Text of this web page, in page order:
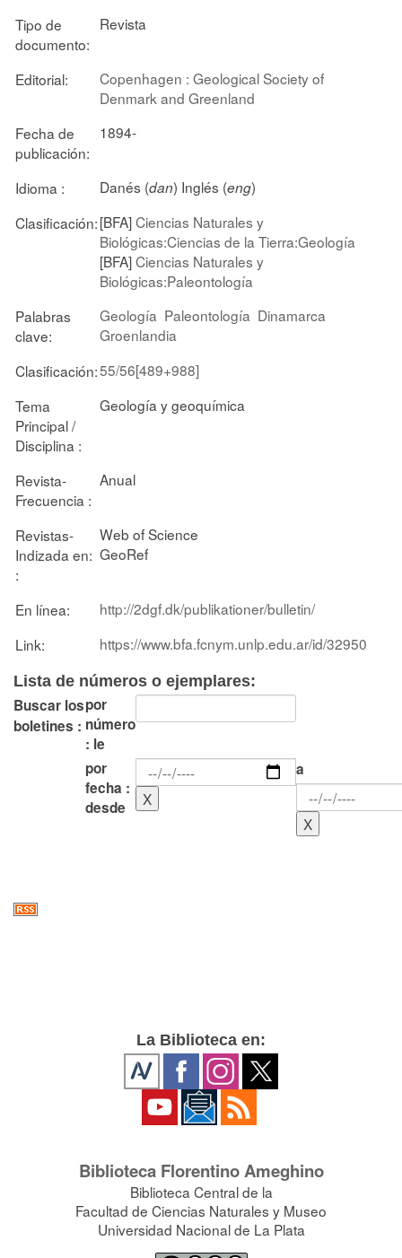
Tipo de
documento:
Revista
Editorial:
Copenhagen : Geological Society of
Denmark and Greenland
Fecha de
publicación:
1894-
Idioma : Danés (dan) Inglés (eng)
Clasificación:[BFA]Ciencias Naturales y
Biológicas:Ciencias de la Tierra:Geología
[BFA]Ciencias Naturales y
Biológicas:Paleontología
Palabras
clave:
Geología Paleontología Dinamarca
Groenlandia
Clasificación:55/56[489+988]
Tema
Principal /
Disciplina :
Geología y geoquímica
Revista-
Frecuencia :
Anual
Revistas-
Indizada en:
:
Web of Science
GeoRef
En línea:
http://2dgf.dk/publikationer/bulletin/
Link:
https://www.bfa.fcnym.unlp.edu.ar/id/32950
Lista de números o ejemplares:
Buscar los
boletines :
por
número
: le
por
fecha :
desde
a
La Biblioteca en:
Biblioteca Florentino Ameghino
Biblioteca Central de la
Facultad de Ciencias Naturales y Museo
Universidad Nacional de La Plata